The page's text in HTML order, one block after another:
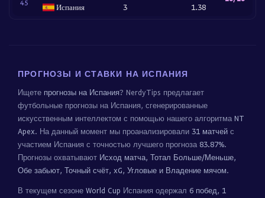
45
Испания
3
1.38
ПРОГНОЗЫ И СТАВКИ НА ИСПАНИЯ
Ищете прогнозы на Испания? NerdyTips предлагает
футбольные прогнозы на Испания, сгенерированные
искусственным интеллектом с помощью нашего алгоритма NT
Apex. На данный момент мы проанализировали 31 матчей с
участием Испания с точностью лучшего прогноза 83.87%.
Прогнозы охватывают Исход матча, Тотал Больше/Меньше,
Обе забьют, Точный счёт, xG, Угловые и Владение мячом.
В текущем сезоне World Cup Испания одержал 6 побед, 1